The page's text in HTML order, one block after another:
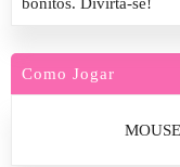
Como Jogar